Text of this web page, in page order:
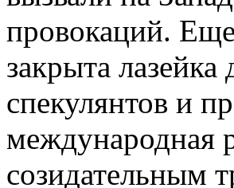
провокаций.
закрыта
спекулянтов и
международная
созидательным